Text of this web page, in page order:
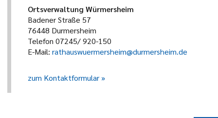
Ortsverwaltung Würmersheim
Badener Straße 57
76448 Durmersheim
Telefon 07245/ 920-150
E-Mail: rathauswuermersheim@durmersheim.de
zum Kontaktformular